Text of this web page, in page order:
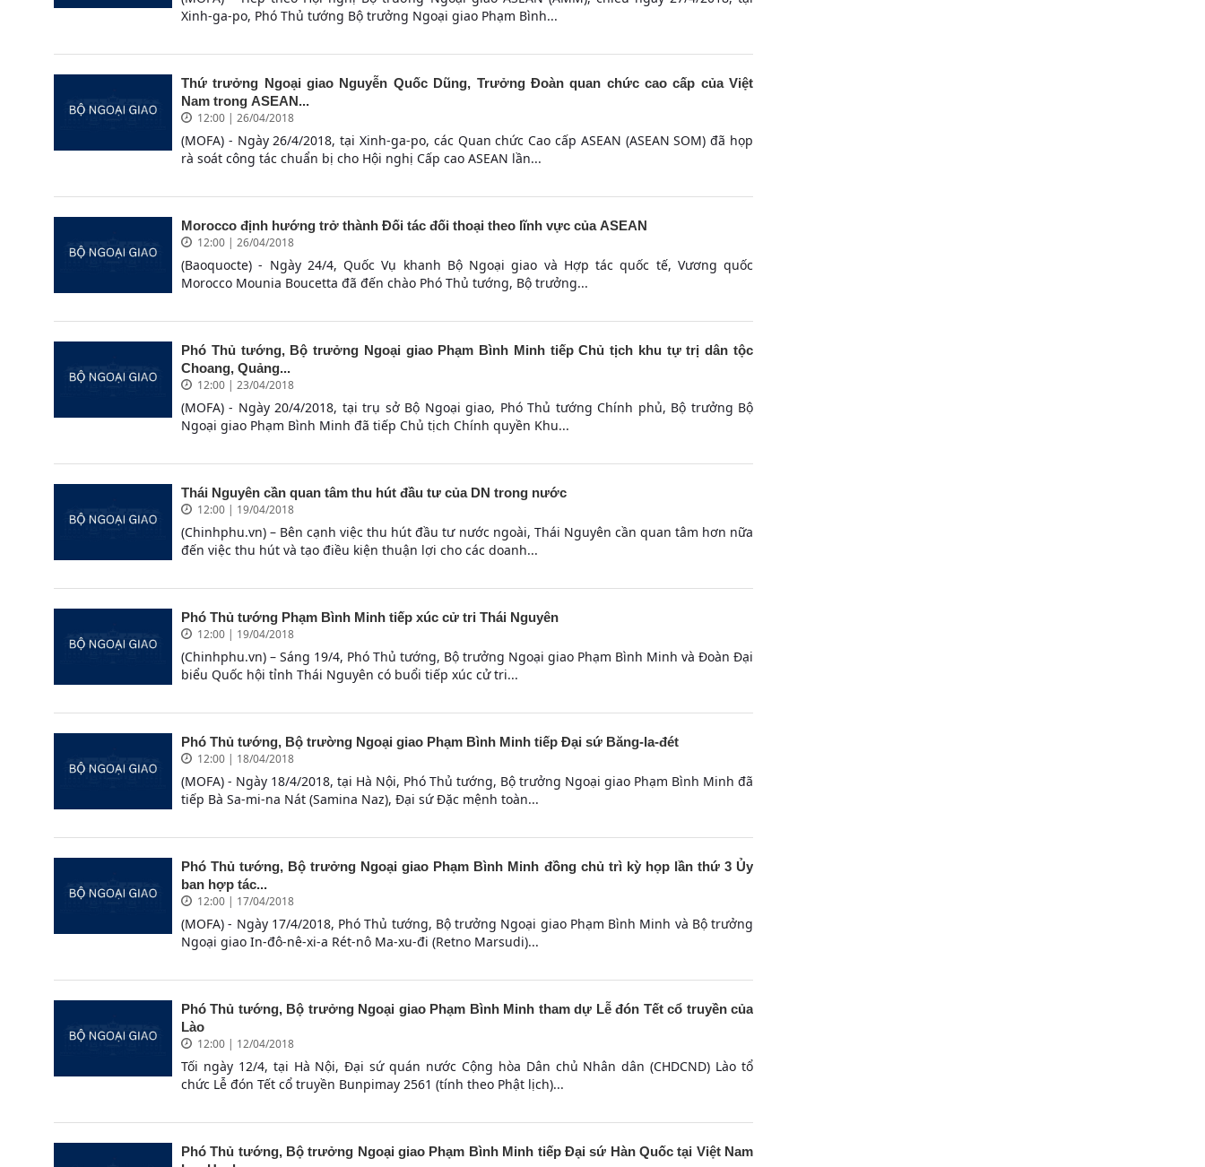
Xinh-ga-po, Phó Thủ tướng Bộ trưởng Ngoại giao Phạm Bình...
Thứ trưởng Ngoại giao Nguyễn Quốc Dũng, Trưởng Đoàn quan chức cao cấp của Việt
Nam trong ASEAN...
12:00 | 26/04/2018
(MOFA) - Ngày 26/4/2018, tại Xinh-ga-po, các Quan chức Cao cấp ASEAN (ASEAN SOM) đã họp
rà soát công tác chuẩn bị cho Hội nghị Cấp cao ASEAN lần...
Morocco định hướng trở thành Đối tác đối thoại theo lĩnh vực của ASEAN
12:00 | 26/04/2018
(Baoquocte) - Ngày 24/4, Quốc Vụ khanh Bộ Ngoại giao và Hợp tác quốc tế, Vương quốc
Morocco Mounia Boucetta đã đến chào Phó Thủ tướng, Bộ trưởng...
Phó Thủ tướng, Bộ trưởng Ngoại giao Phạm Bình Minh tiếp Chủ tịch khu tự trị dân tộc
Choang, Quảng...
12:00 | 23/04/2018
(MOFA) - Ngày 20/4/2018, tại trụ sở Bộ Ngoại giao, Phó Thủ tướng Chính phủ, Bộ trưởng Bộ
Ngoại giao Phạm Bình Minh đã tiếp Chủ tịch Chính quyền Khu...
Thái Nguyên cần quan tâm thu hút đầu tư của DN trong nước
12:00 | 19/04/2018
(Chinhphu.vn) – Bên cạnh việc thu hút đầu tư nước ngoài, Thái Nguyên cần quan tâm hơn nữa
đến việc thu hút và tạo điều kiện thuận lợi cho các doanh...
Phó Thủ tướng Phạm Bình Minh tiếp xúc cử tri Thái Nguyên
12:00 | 19/04/2018
(Chinhphu.vn) – Sáng 19/4, Phó Thủ tướng, Bộ trưởng Ngoại giao Phạm Bình Minh và Đoàn Đại
biểu Quốc hội tỉnh Thái Nguyên có buổi tiếp xúc cử tri...
Phó Thủ tướng, Bộ trường Ngoại giao Phạm Bình Minh tiếp Đại sứ Băng-la-đét
12:00 | 18/04/2018
(MOFA) - Ngày 18/4/2018, tại Hà Nội, Phó Thủ tướng, Bộ trưởng Ngoại giao Phạm Bình Minh đã
tiếp Bà Sa-mi-na Nát (Samina Naz), Đại sứ Đặc mệnh toàn...
Phó Thủ tướng, Bộ trưởng Ngoại giao Phạm Bình Minh đồng chủ trì kỳ họp lần thứ 3 Ủy
ban hợp tác...
12:00 | 17/04/2018
(MOFA) - Ngày 17/4/2018, Phó Thủ tướng, Bộ trưởng Ngoại giao Phạm Bình Minh và Bộ trưởng
Ngoại giao In-đô-nê-xi-a Rét-nô Ma-xu-đi (Retno Marsudi)...
Phó Thủ tướng, Bộ trưởng Ngoại giao Phạm Bình Minh tham dự Lễ đón Tết cổ truyền của
Lào
12:00 | 12/04/2018
Tối ngày 12/4, tại Hà Nội, Đại sứ quán nước Cộng hòa Dân chủ Nhân dân (CHDCND) Lào tổ
chức Lễ đón Tết cổ truyền Bunpimay 2561 (tính theo Phật lịch)...
Phó Thủ tướng, Bộ trưởng Ngoại giao Phạm Bình Minh tiếp Đại sứ Hàn Quốc tại Việt Nam